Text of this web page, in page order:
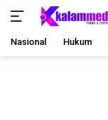
Nasional Hukum